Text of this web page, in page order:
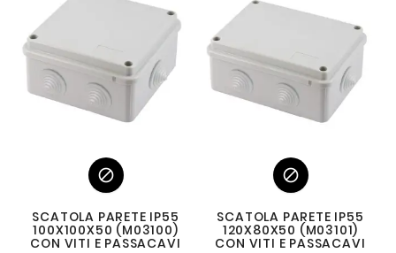

SCATOLA PARETE IP55
100X100X50 (M03100)
CON VITI E PASSACAVI

SCATOLA PARETE IP55
120X80X50 (M03101)
CON VITI E PASSACAVI